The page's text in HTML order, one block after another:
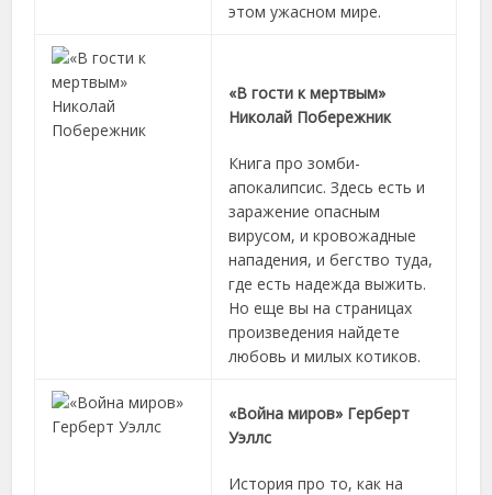
этом ужасном мире.
«В гости к мертвым»
Николай Побережник
Книга про зомби-
апокалипсис. Здесь есть и
заражение опасным
вирусом, и кровожадные
нападения, и бегство туда,
где есть надежда выжить.
Но еще вы на страницах
произведения найдете
любовь и милых котиков.
«Война миров» Герберт
Уэллс
История про то, как на